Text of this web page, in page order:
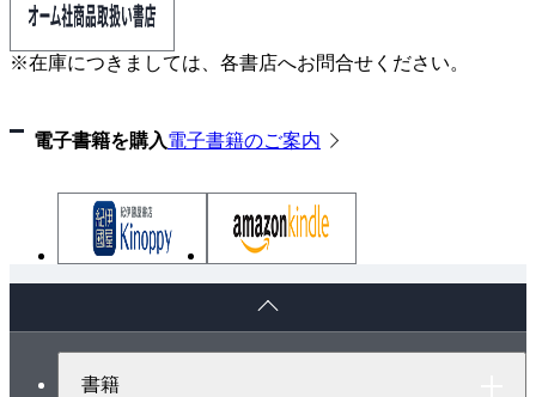
※在庫につきましては、各書店へお問合せください。
電子書籍を購入電子書籍のご案内
書籍